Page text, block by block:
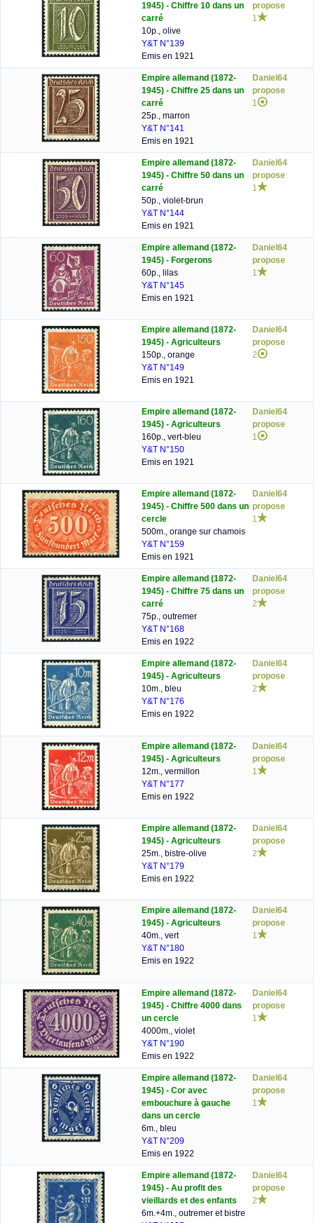
1945) - Chiffre 10 dans un
carré
10p., olive
Y&T N°139
Emis en 1921
propose
1
Empire allemand (1872-
1945) - Chiffre 25 dans un
carré
25p., marron
Y&T N°141
Emis en 1921
Daniel64
propose
1
Empire allemand (1872-
1945) - Chiffre 50 dans un
carré
50p., violet-brun
Y&T N°144
Emis en 1921
Daniel64
propose
1
Empire allemand (1872-
1945) - Forgerons
60p., lilas
Y&T N°145
Emis en 1921
Daniel64
propose
1
Empire allemand (1872-
1945) - Agriculteurs
150p., orange
Y&T N°149
Emis en 1921
Daniel64
propose
2
Empire allemand (1872-
1945) - Agriculteurs
160p., vert-bleu
Y&T N°150
Emis en 1921
Daniel64
propose
1
Empire allemand (1872-
1945) - Chiffre 500 dans un
cercle
500m., orange sur chamois
Y&T N°159
Emis en 1921
Daniel64
propose
1
Empire allemand (1872-
1945) - Chiffre 75 dans un
carré
75p., outremer
Y&T N°168
Emis en 1922
Daniel64
propose
2
Empire allemand (1872-
1945) - Agriculteurs
10m., bleu
Y&T N°176
Emis en 1922
Daniel64
propose
2
Empire allemand (1872-
1945) - Agriculteurs
12m., vermillon
Y&T N°177
Emis en 1922
Daniel64
propose
1
Empire allemand (1872-
1945) - Agriculteurs
25m., bistre-olive
Y&T N°179
Emis en 1922
Daniel64
propose
2
Empire allemand (1872-
1945) - Agriculteurs
40m., vert
Y&T N°180
Emis en 1922
Daniel64
propose
1
Empire allemand (1872-
1945) - Chiffre 4000 dans
un cercle
4000m., violet
Y&T N°190
Emis en 1922
Daniel64
propose
1
Empire allemand (1872-
1945) - Cor avec
embouchure à gauche
dans un cercle
6m., bleu
Y&T N°209
Emis en 1922
Daniel64
propose
1
Empire allemand (1872-
1945) - Au profit des
vieillards et des enfants
6m.+4m., outremer et bistre
Daniel64
propose
2